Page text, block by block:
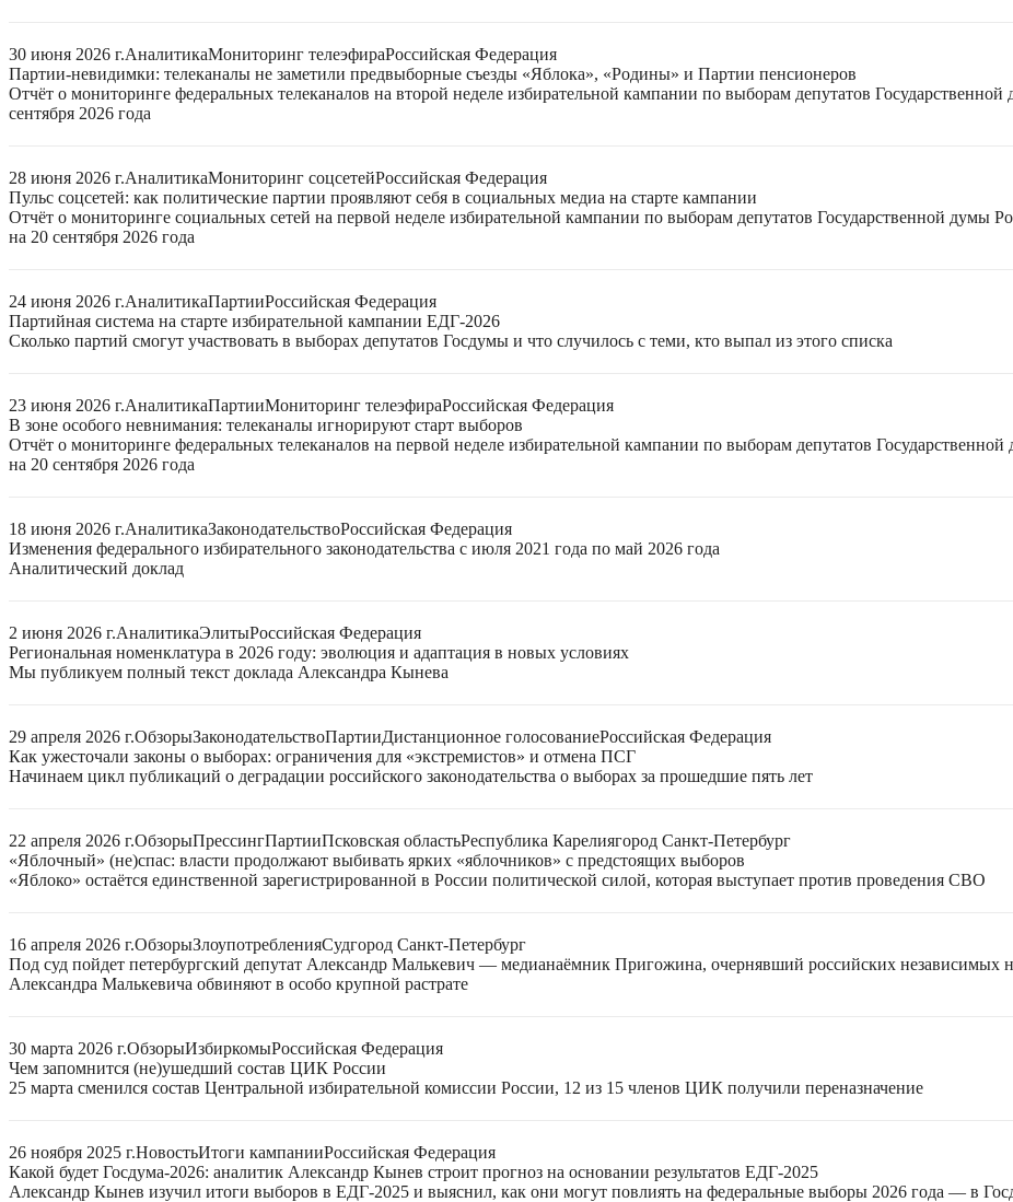
30 июня 2026 г.АналитикаМониторинг телеэфираРоссийская Федерация
Партии-невидимки: телеканалы не заметили предвыборные съезды «Яблока», «Родины» и Партии пенсионеров
Отчёт о мониторинге федеральных телеканалов на второй неделе избирательной кампании по выборам депутатов
сентября 2026 года
28 июня 2026 г.АналитикаМониторинг соцсетейРоссийская Федерация
Пульс соцсетей: как политические партии проявляют себя в социальных медиа на старте кампании
Отчёт о мониторинге социальных сетей на первой неделе избирательной кампании по выборам депутатов Государственной думы
на 20 сентября 2026 года
24 июня 2026 г.АналитикаПартииРоссийская Федерация
Партийная система на старте избирательной кампании ЕДГ-2026
Сколько партий смогут участвовать в выборах депутатов Госдумы и что случилось с теми, кто выпал из этого списка
23 июня 2026 г.АналитикаПартииМониторинг телеэфираРоссийская Федерация
В зоне особого невнимания: телеканалы игнорируют старт выборов
Отчёт о мониторинге федеральных телеканалов на первой неделе избирательной кампании по выборам депутатов
на 20 сентября 2026 года
18 июня 2026 г.АналитикаЗаконодательствоРоссийская Федерация
Изменения федерального избирательного законодательства с июля 2021 года по май 2026 года
Аналитический доклад
2 июня 2026 г.АналитикаЭлитыРоссийская Федерация
Региональная номенклатура в 2026 году: эволюция и адаптация в новых условиях
Мы публикуем полный текст доклада Александра Кынева
29 апреля 2026 г.ОбзорыЗаконодательствоПартииДистанционное голосованиеРоссийская Федерация
Как ужесточали законы о выборах: ограничения для «экстремистов» и отмена ПСГ
Начинаем цикл публикаций о деградации российского законодательства о выборах за прошедшие пять лет
22 апреля 2026 г.ОбзорыПрессингПартииПсковская областьРеспублика Карелиягород Санкт-Петербург
«Яблочный» (не)спас: власти продолжают выбивать ярких «яблочников» с предстоящих выборов
«Яблоко» остаётся единственной зарегистрированной в России политической силой, которая выступает против проведения СВО
16 апреля 2026 г.ОбзорыЗлоупотребленияСудгород Санкт-Петербург
Под суд пойдет петербургский депутат Александр Малькевич — медианаёмник Пригожина, очернявший российских независимых
Александра Малькевича обвиняют в особо крупной растрате
30 марта 2026 г.ОбзорыИзбиркомыРоссийская Федерация
Чем запомнится (не)ушедший состав ЦИК России
25 марта сменился состав Центральной избирательной комиссии России, 12 из 15 членов ЦИК получили переназначение
26 ноября 2025 г.НовостьИтоги кампанииРоссийская Федерация
Какой будет Госдума-2026: аналитик Александр Кынев строит прогноз на основании результатов ЕДГ-2025
Александр Кынев изучил итоги выборов в ЕДГ-2025 и выяснил, как они могут повлиять на федеральные выборы 2026 года — в